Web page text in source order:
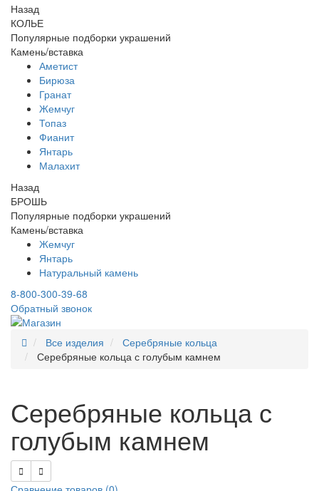
Назад
КОЛЬЕ
Популярные подборки украшений
Камень/вставка
Аметист
Бирюза
Гранат
Жемчуг
Топаз
Фианит
Янтарь
Малахит
Назад
БРОШЬ
Популярные подборки украшений
Камень/вставка
Жемчуг
Янтарь
Натуральный камень
8-800-300-39-68
Обратный звонок
Все изделия
Серебряные кольца
Серебряные кольца с голубым камнем
Серебряные кольца с
голубым камнем